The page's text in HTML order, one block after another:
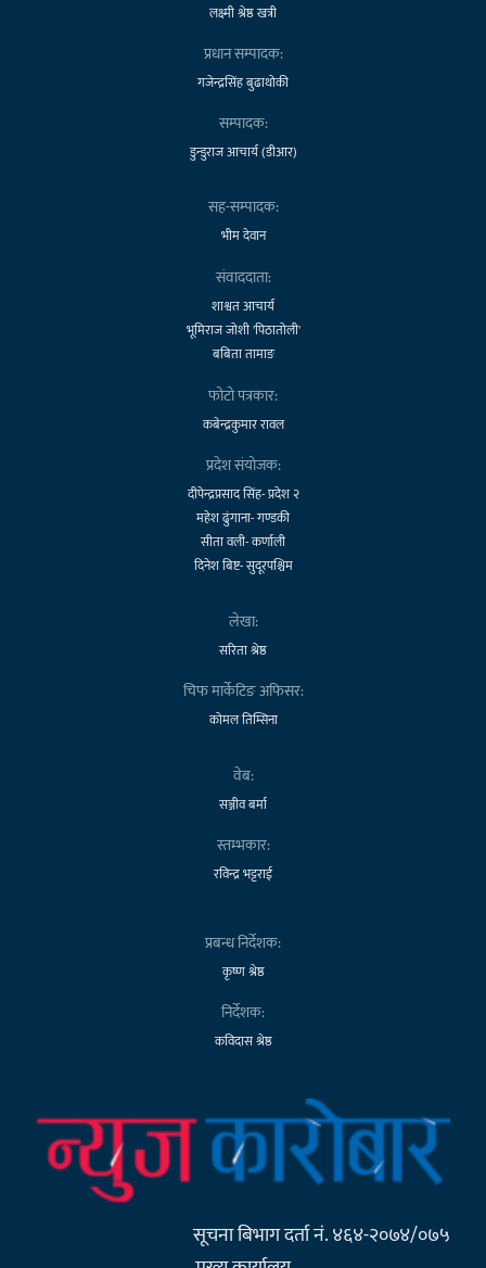
लक्ष्मी श्रेष्ठ खत्री
प्रधान सम्पादक:
गजेन्द्रसिंह बुढाथोकी
सम्पादक:
डुन्डुराज आचार्य (डीआर)
सह-सम्पादक:
भीम देवान
संवाददाता:
शाश्वत आचार्य
भूमिराज जोशी 'पिठातोली'
बबिता तामाङ
फोटो पत्रकार:
कबेन्द्रकुमार रावल
प्रदेश संयोजक:
दीपेन्द्रप्रसाद सिंह- प्रदेश २
महेश ढुंगाना- गण्डकी
सीता वली- कर्णाली
दिनेश बिष्ट- सुदूरपश्चिम
लेखा:
सरिता श्रेष्ठ
चिफ मार्केटिङ अफिसर:
कोमल तिम्सिना
वेब:
सञ्जीव बर्मा
स्तम्भकार:
रविन्द्र भट्टराई
प्रबन्ध निर्देशक:
कृष्ण श्रेष्ठ
निर्देशक:
कविदास श्रेष्ठ
सूचना बिभाग दर्ता नं. ४६४-२०७४/०७५